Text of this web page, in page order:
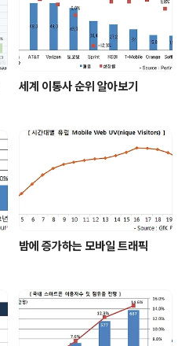
세계 이통사 순위 알아보기
밤에 증가하는 모바일 트래픽